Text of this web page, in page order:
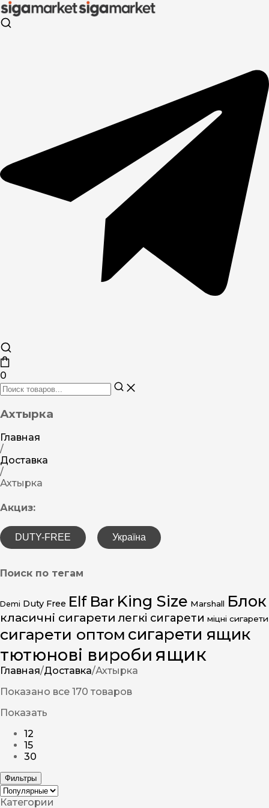
0
Ахтырка
Главная
/
Доставка
/
Ахтырка
Акциз:
DUTY-FREE Україна
Поиск по тегам
Demi Duty Free Elf Bar King Size Marshall Блок
класичні сигарети легкі сигарети міцні сигарети
сигарети оптом сигарети ящик
тютюнові вироби ящик
Главная/Доставка/Ахтырка
Показано все 170 товаров
Показать
12
15
30
Фильтры
Категории